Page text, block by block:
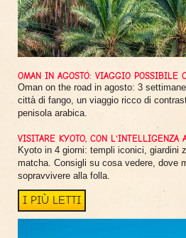
OMAN IN AGOSTO: VIAGGIO POSSIBILE
Oman on the road in agosto: 3
città di fango, un viaggio ricco di
penisola arabica.
VISITARE KYOTO, CON L'INTELLIGENZA
Kyoto in 4 giorni: templi iconici, giardini
matcha. Consigli su cosa vedere, dove
sopravvivere alla folla.
I PIÙ LETTI